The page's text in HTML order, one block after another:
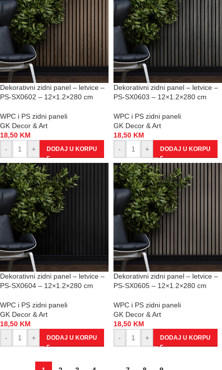
Dekorativni zidni panel – letvice –
PS-SX0602 – 12×1.2×280 cm
WPC i PS zidni paneli
GK Decor & Art
18,50 KM
-
+ DODAJ U KORPU
Dekorativni zidni panel – letvice –
PS-SX0603 – 12×1.2×280 cm
WPC i PS zidni paneli
GK Decor & Art
18,50 KM
-
+ DODAJ U KORPU
Dekorativni zidni panel – letvice –
PS-SX0604 – 12×1.2×280 cm
WPC i PS zidni paneli
GK Decor & Art
18,50 KM
-
+ DODAJ U KORPU
Dekorativni zidni panel – letvice –
PS-SX0605 – 12×1.2×280 cm
WPC i PS zidni paneli
GK Decor & Art
18,50 KM
-
+ DODAJ U KORPU